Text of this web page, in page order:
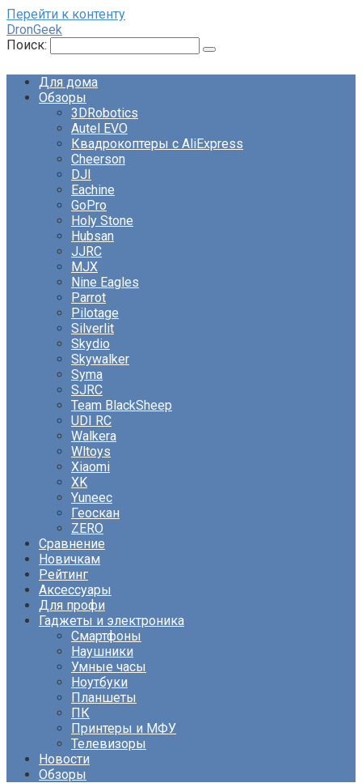
Перейти к контенту
DronGeek
Поиск:
Для дома
Обзоры
3DRobotics
Autel EVO
Квадрокоптеры с AliExpress
Cheerson
DJI
Eachine
GoPro
Holy Stone
Hubsan
JJRC
MJX
Nine Eagles
Parrot
Pilotage
Silverlit
Skydio
Skywalker
Syma
SJRC
Team BlackSheep
UDI RC
Walkera
Wltoys
Xiaomi
XK
Yuneec
Геоскан
ZERO
Сравнение
Новичкам
Рейтинг
Аксессуары
Для профи
Гаджеты и электроника
Смартфоны
Наушники
Умные часы
Ноутбуки
Планшеты
ПК
Принтеры и МФУ
Телевизоры
Новости
Обзоры